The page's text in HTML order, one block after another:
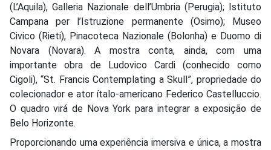
(L’Aquila), Galleria Nazionale dell’Umbria (Perugia); Istituto
Campana per l’Istruzione permanente (Osimo); Museo
Civico (Rieti), Pinacoteca Nazionale (Bolonha) e Duomo di
Novara (Novara). A mostra conta, ainda, com uma
importante obra de Ludovico Cardi (conhecido como
Cigoli), “St. Francis Contemplating a Skull”, propriedade do
colecionador e ator ítalo-americano Federico Castelluccio.
O quadro virá de Nova York para integrar a exposição de
Belo Horizonte.
Proporcionando uma experiência imersiva e única, a mostra